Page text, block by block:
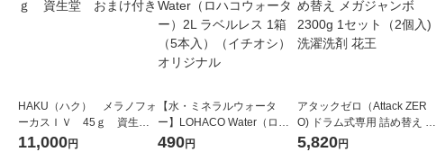
HAKU（ハク） メラノフォ
ーカスＩＶ 45ｇ 資生
堂 おまけ付き
11,000円
【水・ミネラルウォータ
ー】LOHACO Water（ロハ
コウォーター）2L ラベルレ
490円
アタックゼロ（Attack ZER
O) ドラム式専用 詰め替え メ
ガジャンボ 2300g 1セット
5,820円